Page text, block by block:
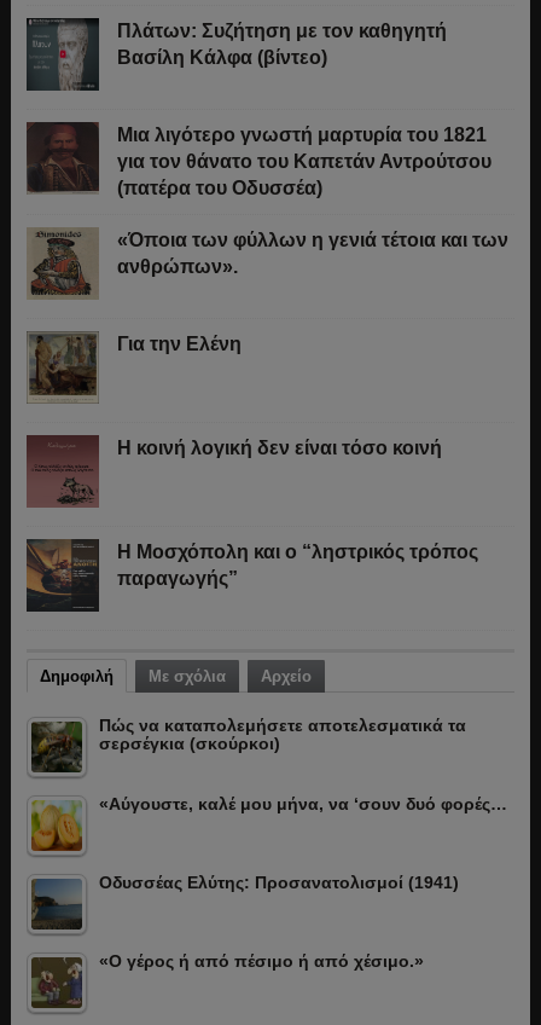
Πλάτων: Συζήτηση με τον καθηγητή
Βασίλη Κάλφα (βίντεο)
Μια λιγότερο γνωστή μαρτυρία του 1821
για τον θάνατο του Καπετάν Αντρούτσου
(πατέρα του Οδυσσέα)
«Όποια των φύλλων η γενιά τέτοια και των
ανθρώπων».
Για την Ελένη
Η κοινή λογική δεν είναι τόσο κοινή
Η Μοσχόπολη και ο “ληστρικός τρόπος
παραγωγής”
Δημοφιλή Με σχόλια Αρχείο
Πώς να καταπολεμήσετε αποτελεσματικά τα
σερσέγκια (σκούρκοι)
«Αύγουστε, καλέ μου μήνα, να ‘σουν δυό φορές…
Οδυσσέας Ελύτης: Προσανατολισμοί (1941)
«Ο γέρος ή από πέσιμο ή από χέσιμο.»